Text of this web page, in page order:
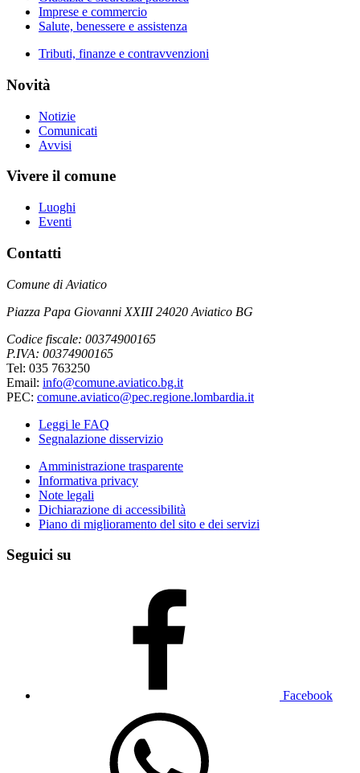
Imprese e commercio
Salute, benessere e assistenza
Tributi, finanze e contravvenzioni
Novità
Notizie
Comunicati
Avvisi
Vivere il comune
Luoghi
Eventi
Contatti
Comune di Aviatico
Piazza Papa Giovanni XXIII 24020 Aviatico BG
Codice fiscale: 00374900165
P.IVA: 00374900165
Tel: 035 763250
Email: info@comune.aviatico.bg.it
PEC: comune.aviatico@pec.regione.lombardia.it
Leggi le FAQ
Segnalazione disservizio
Amministrazione trasparente
Informativa privacy
Note legali
Dichiarazione di accessibilità
Piano di miglioramento del sito e dei servizi
Seguici su
Facebook